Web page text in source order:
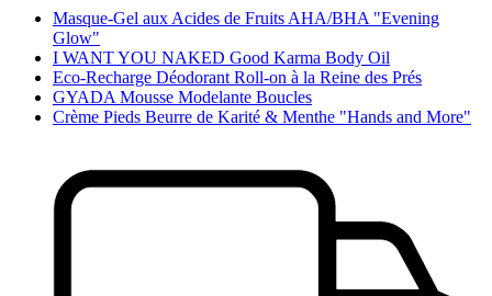
Masque-Gel aux Acides de Fruits AHA/BHA "Evening
Glow"
I WANT YOU NAKED Good Karma Body Oil
Eco-Recharge Déodorant Roll-on à la Reine des Prés
GYADA Mousse Modelante Boucles
Crème Pieds Beurre de Karité & Menthe "Hands and More"